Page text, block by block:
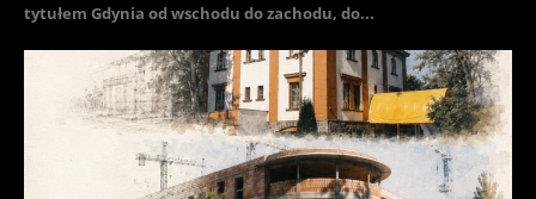
tytułem Gdynia od wschodu do zachodu, do...